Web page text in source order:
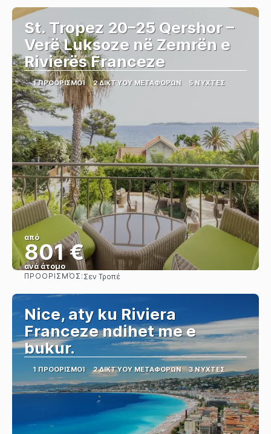
St. Tropez 20–25 Qershor –
Verë Luksoze në Zemrën e
Rivierës Franceze
1 ΠΡΟΟΡΙΣΜΟΊ 2 ΔΙΚΤΎΟΥ ΜΕΤΑΦΟΡΏΝ 5 ΝΎΧΤΕΣ
από
801 €
ανά άτομο
ΠΡΟΟΡΙΣΜΌΣ: Σεν Τροπέ
Nice, aty ku Riviera
Franceze ndihet me e
bukur.
1 ΠΡΟΟΡΙΣΜΟΊ 2 ΔΙΚΤΎΟΥ ΜΕΤΑΦΟΡΏΝ 3 ΝΎΧΤΕΣ